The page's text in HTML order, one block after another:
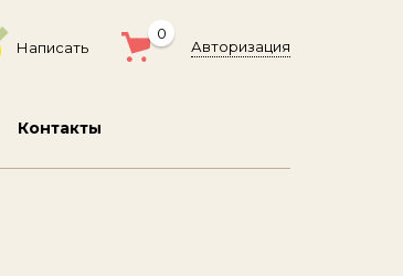
Написать
0
Авторизация
Контакты